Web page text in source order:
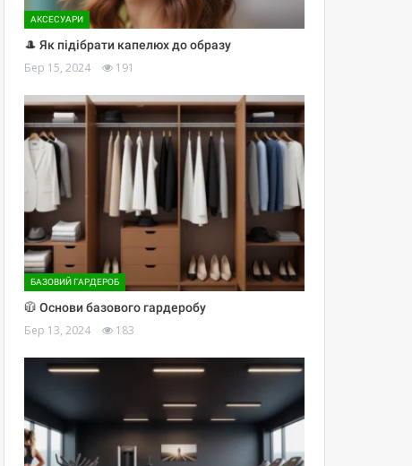
АКСЕСУАРИ
🎩 Як підібрати капелюх до образу
Бер 15, 2024 191
БАЗОВИЙ ГАРДЕРОБ
🧥 Основи базового гардеробу
Бер 13, 2024 183